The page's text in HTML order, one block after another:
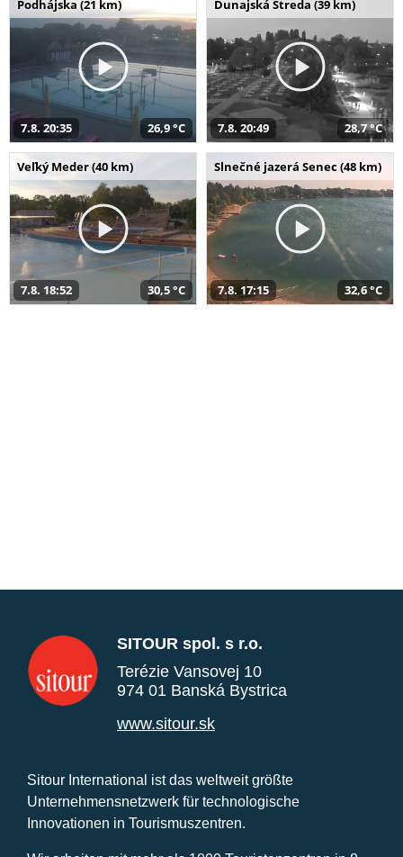
Podhájska (21 km)
7.8. 20:35 26,9 °C
Dunajská Streda (39 km)
7.8. 20:49 28,7 °C
Veľký Meder (40 km)
7.8. 18:52 30,5 °C
Slnečné jazerá Senec (48 km)
7.8. 17:15 32,6 °C
SITOUR spol. s r.o.
Terézie Vansovej 10
974 01 Banská Bystrica
www.sitour.sk
Sitour International ist das weltweit größte
Unternehmensnetzwerk für technologische
Innovationen in Tourismuszentren.